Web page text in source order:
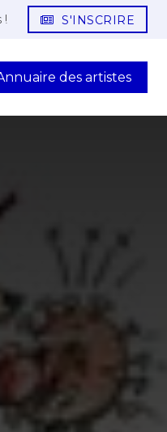
! S'INSCRIRE
des artistes